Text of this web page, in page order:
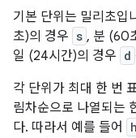
기본 단위는 밀리초입
초)의 경우 s , 분 (60
일 (24시간)의 경우 d
각 단위가 최대 한 번
림차순으로 나열되는
다. 따라서 예를 들어
h